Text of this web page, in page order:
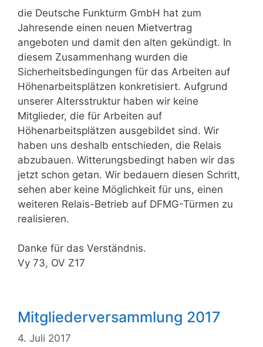
die Deutsche Funkturm GmbH hat zum
Jahresende einen neuen Mietvertrag
angeboten und damit den alten gekündigt. In
diesem Zusammenhang wurden die
Sicherheitsbedingungen für das Arbeiten auf
Höhenarbeitsplätzen konkretisiert. Aufgrund
unserer Altersstruktur haben wir keine
Mitglieder, die für Arbeiten auf
Höhenarbeitsplätzen ausgebildet sind. Wir
haben uns deshalb entschieden, die Relais
abzubauen. Witterungsbedingt haben wir das
jetzt schon getan. Wir bedauern diesen Schritt,
sehen aber keine Möglichkeit für uns, einen
weiteren Relais-Betrieb auf DFMG-Türmen zu
realisieren.
Danke für das Verständnis.
Vy 73, OV Z17
Mitgliederversammlung 2017
4. Juli 2017